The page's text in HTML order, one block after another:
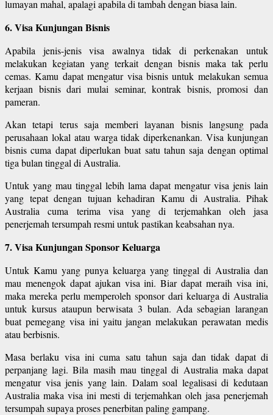
lumayan mahal, apalagi apabila di tambah dengan biasa lain.
6. Visa Kunjungan Bisnis
Apabila jenis-jenis visa awalnya tidak di perkenakan untuk
melakukan kegiatan yang terkait dengan bisnis maka tak perlu
cemas. Kamu dapat mengatur visa bisnis untuk melakukan semua
kerjaan bisnis dari mulai seminar, kontrak bisnis, promosi dan
pameran.
Akan tetapi terus saja memberi layanan bisnis langsung pada
perusahaan lokal atau warga tidak diperkenankan. Visa kunjungan
bisnis cuma dapat diperlukan buat satu tahun saja dengan optimal
tiga bulan tinggal di Australia.
Untuk yang mau tinggal lebih lama dapat mengatur visa jenis lain
yang tepat dengan tujuan kehadiran Kamu di Australia. Pihak
Australia cuma terima visa yang di terjemahkan oleh jasa
penerjemah tersumpah resmi untuk pastikan keabsahan nya.
7. Visa Kunjungan Sponsor Keluarga
Untuk Kamu yang punya keluarga yang tinggal di Australia dan
mau menengok dapat ajukan visa ini. Biar dapat meraih visa ini,
maka mereka perlu memperoleh sponsor dari keluarga di Australia
untuk kursus ataupun berwisata 3 bulan. Ada sebagian larangan
buat pemegang visa ini yaitu jangan melakukan perawatan medis
atau berbisnis.
Masa berlaku visa ini cuma satu tahun saja dan tidak dapat di
perpanjang lagi. Bila masih mau tinggal di Australia maka dapat
mengatur visa jenis yang lain. Dalam soal legalisasi di kedutaan
Australia maka visa ini mesti di terjemahkan oleh jasa penerjemah
tersumpah supaya proses penerbitan paling gampang.